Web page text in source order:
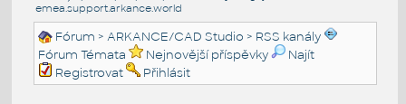
emea.support.arkance.world
Fórum >ARKANCE/CAD Studio > RSS kanály
Fórum Témata
Nejnovější příspěvky
Najít
Registrovat
Přihlásit